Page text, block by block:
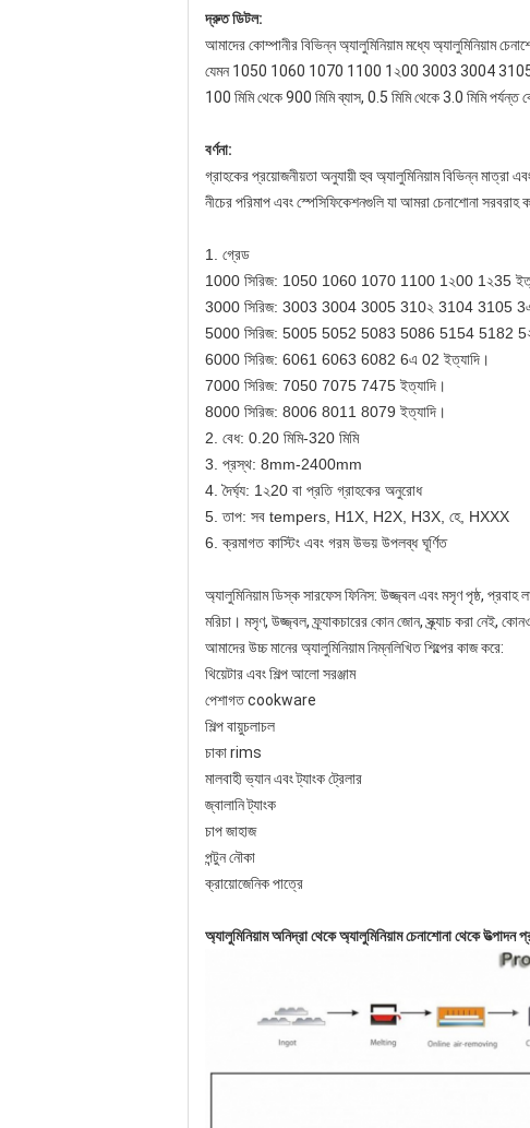
দ্রুত ডিটল:
আমাদের কোম্পানীর বিভিন্ন অ্যালুমিনিয়াম মধ্যে অ্যালুমিনিয়াম
যেমন 1050 1060 1070 1100 1২00 3003 3004
100 মিমি থেকে 900 মিমি ব্যাস, 0.5 মিমি থেকে 3.0 মিমি পর্যন্ত
বর্ণনা:
গ্রাহকের প্রয়োজনীয়তা অনুযায়ী হুব অ্যালুমিনিয়াম বিভিন্ন মাত্রা
নীচের পরিমাপ এবং স্পেসিফিকেশনগুলি যা আমরা চেনাশোনা সরবরাহ
1. গ্রেড
1000 সিরিজ: 1050 1060 1070 1100 1২00 1২35
3000 সিরিজ: 3003 3004 3005 310২ 3104 3105 3এ
5000 সিরিজ: 5005 5052 5083 5086 5154 5182
6000 সিরিজ: 6061 6063 6082 6এ 02 ইত্যাদি।
7000 সিরিজ: 7050 7075 7475 ইত্যাদি।
8000 সিরিজ: 8006 8011 8079 ইত্যাদি।
2. বেধ: 0.20 মিমি-320 মিমি
3. প্রস্থ: 8mm-2400mm
4. দৈর্ঘ্য: 1২20 বা প্রতি গ্রাহকের অনুরোধ
5. তাপ: সব tempers, H1X, H2X, H3X, হে, HXXX
6. ক্রমাগত কাস্টিং এবং গরম উভয় উপলব্ধ ঘূর্ণিত
অ্যালুমিনিয়াম ডিস্ক সারফেস ফিনিস: উজ্জ্বল এবং মসৃণ পৃষ্ঠ,
মরিচা। মসৃণ, উজ্জ্বল, ফ্র্যাকচারের কোন জোন, স্ক্র্যাচ করা নেই,
আমাদের উচ্চ মানের অ্যালুমিনিয়াম নিম্নলিখিত শিল্পের কাজ করে:
থিয়েটার এবং শিল্প আলো সরঞ্জাম
পেশাগত cookware
শিল্প বায়ুচলাচল
চাকা rims
মালবাহী ভ্যান এবং ট্যাংক ট্রেলার
জ্বালানি ট্যাংক
চাপ জাহাজ
পন্টুন নৌকা
ক্রায়োজেনিক পাত্রে
অ্যালুমিনিয়াম অনিদ্রা থেকে অ্যালুমিনিয়াম চেনাশোনা থেকে উত্পাদন